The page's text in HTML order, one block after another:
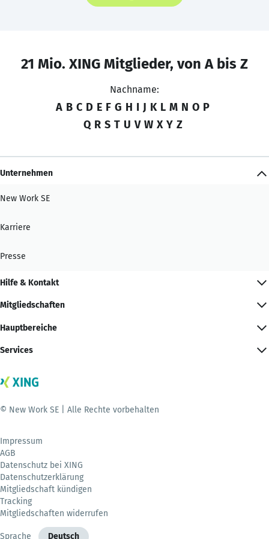
21 Mio. XING Mitglieder, von A bis Z
Nachname:
A B C D E F G H I J K L M N O P
Q R S T U V W X Y Z
Unternehmen
New Work SE
Karriere
Presse
Hilfe & Kontakt
Mitgliedschaften
Hauptbereiche
Services
© New Work SE | Alle Rechte vorbehalten
Impressum
AGB
Datenschutz bei XING
Datenschutzerklärung
Mitgliedschaft kündigen
Tracking
Mitgliedschaften widerrufen
Sprache Deutsch